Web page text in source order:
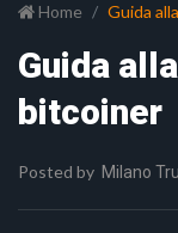
Home Guida
Guida
bitcoiner
Posted by Milano